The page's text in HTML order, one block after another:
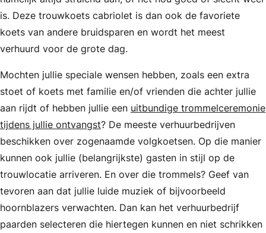
is. Deze trouwkoets cabriolet is dan ook de favoriete
koets van andere bruidsparen en wordt het meest
verhuurd voor de grote dag.
Mochten jullie speciale wensen hebben, zoals een extra
stoet of koets met familie en/of vrienden die achter jullie
aan rijdt of hebben jullie een uitbundige trommelceremonie
tijdens jullie ontvangst? De meeste verhuurbedrijven
beschikken over zogenaamde volgkoetsen. Op die manier
kunnen ook jullie (belangrijkste) gasten in stijl op de
trouwlocatie arriveren. En over die trommels? Geef van
tevoren aan dat jullie luide muziek of bijvoorbeeld
hoornblazers verwachten. Dan kan het verhuurbedrijf
paarden selecteren die hiertegen kunnen en niet schrikken